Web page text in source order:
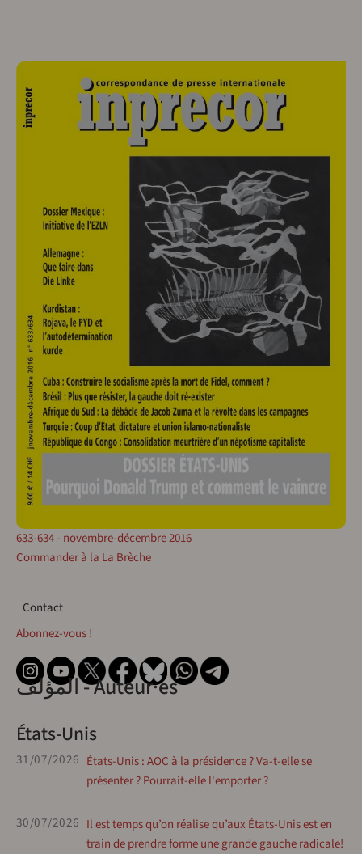
633-634 - novembre-décembre 2016
Commander à la La Brèche
Contact
Contact
Abonnez-vous !
المؤلف - Auteur·es
États-Unis
31/07/2026 États-Unis : AOC à la présidence ? Va-t-elle se
présenter ? Pourrait-elle l'emporter ?
30/07/2026 Il est temps qu’on réalise qu’aux États-Unis est en
train de prendre forme une grande gauche radicale!